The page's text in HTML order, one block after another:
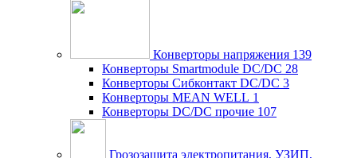
Конверторы напряжения 139
Конверторы Smartmodule DC/DC 28
Конверторы Сибконтакт DC/DC 3
Конверторы MEAN WELL 1
Конверторы DC/DC прочие 107
Грозозащита электропитания, УЗИП,